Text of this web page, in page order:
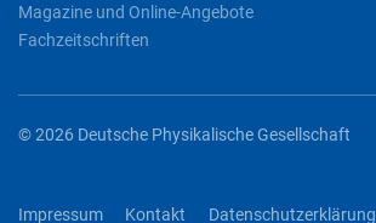
Magazine und Online-Angebote
Fachzeitschriften
© 2026 Deutsche Physikalische Gesellschaft
Impressum Kontakt Datenschutzerklärung